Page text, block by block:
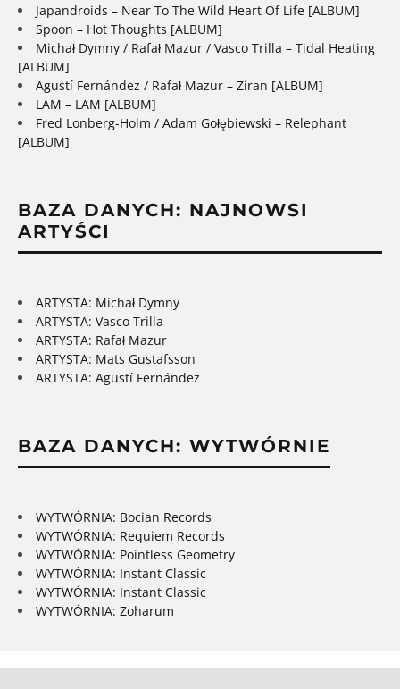
Japandroids – Near To The Wild Heart Of Life [ALBUM]
Spoon – Hot Thoughts [ALBUM]
Michał Dymny / Rafał Mazur / Vasco Trilla – Tidal Heating
[ALBUM]
Agustí Fernández / Rafał Mazur – Ziran [ALBUM]
LAM – LAM [ALBUM]
Fred Lonberg-Holm / Adam Gołębiewski – Relephant
[ALBUM]
BAZA DANYCH: NAJNOWSI
ARTYŚCI
ARTYSTA: Michał Dymny
ARTYSTA: Vasco Trilla
ARTYSTA: Rafał Mazur
ARTYSTA: Mats Gustafsson
ARTYSTA: Agustí Fernández
BAZA DANYCH: WYTWÓRNIE
WYTWÓRNIA: Bocian Records
WYTWÓRNIA: Requiem Records
WYTWÓRNIA: Pointless Geometry
WYTWÓRNIA: Instant Classic
WYTWÓRNIA: Instant Classic
WYTWÓRNIA: Zoharum